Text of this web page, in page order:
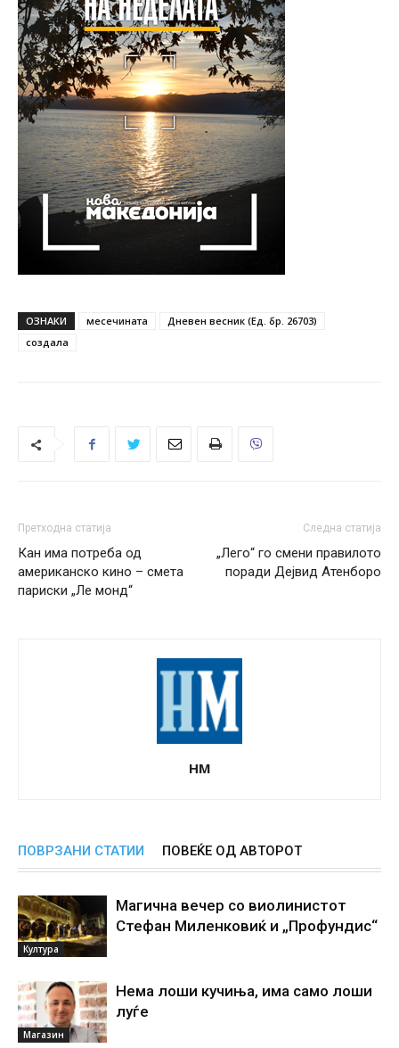
ОЗНАКИ месечината
Дневен весник (Ед. бр. 26703)
создала
Претходна статија
Кан има потреба од
американско кино – смета
париски „Ле монд“
Следна статија
„Лего“ го смени правилото
поради Дејвид Атенборо
НМ
ПОВРЗАНИ СТАТИИ ПОВЕЌЕ ОД АВТОРОТ
Култура
Магична вечер со виолинистот
Стефан Миленковиќ и „Профундис“
Магазин
Нема лоши кучиња, има само лоши
луѓе